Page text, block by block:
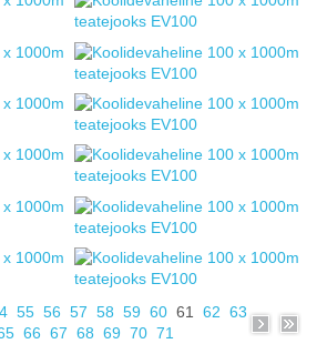
55 56 57 58 59 60 61 62 63
66 67 68 69 70 71